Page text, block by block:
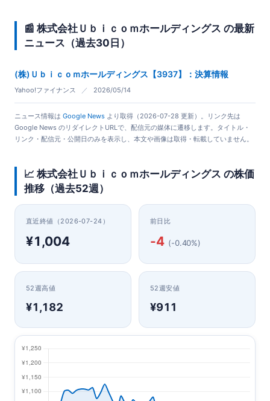
📰 株式会社Ｕｂｉｃｏｍホールディングス の最新
ニュース（過去30日）
(株)Ｕｂｉｃｏｍホールディングス【3937】：決算情報
Yahoo!ファイナンス ／ 2026/05/14
ニュース情報は Google News より取得（2026-07-28 更新）。リンク先は
Google News のリダイレクトURLで、配信元の媒体に遷移します。タイトル・
リンク・配信元・公開日のみを表示し、本文や画像は取得・転載していません。
📈 株式会社Ｕｂｉｃｏｍホールディングス の株価
推移（過去52週）
直近終値（2026-07-24）
¥1,004
前日比
-4 (-0.40%)
52週高値
¥1,182
52週安値
¥911